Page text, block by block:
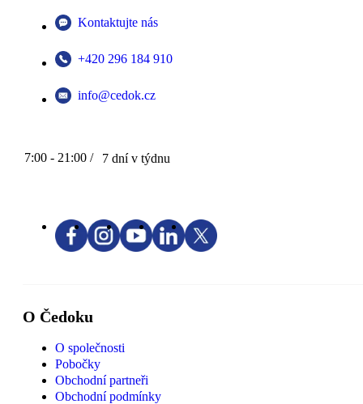
Kontaktujte nás
+420 296 184 910
info@cedok.cz
7:00 - 21:00 / 7 dní v týdnu
O Čedoku
O společnosti
Pobočky
Obchodní partneři
Obchodní podmínky